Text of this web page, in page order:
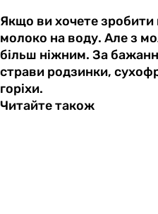
Якщо ви хочете зробити
молоко на воду. Але з
більш ніжним. За
страви родзинки,
горіхи.
Читайте також